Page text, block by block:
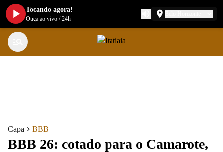
Capa BBB
BBB 26: cotado para o Camarote,
Tocando agora!
Ouça ao vivo /24h